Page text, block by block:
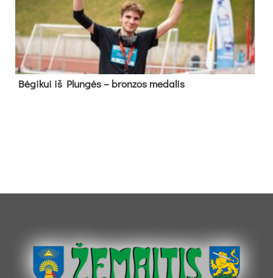
Bė­gi­kui iš Plun­gės – bron­zos me­da­lis